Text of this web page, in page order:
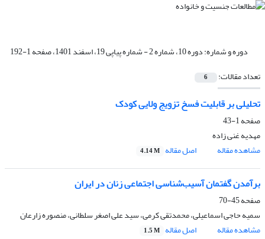
دوره و شماره:دوره 10، شماره 2 - شماره پیاپی 19، اسفند 1401، صفحه 1-192
تعداد مقالات:
6
تحلیلی بر قابلیت فسخ تزویج ولایی کودک
صفحه1-43
مهدیه غنی زاده
مشاهده مقاله
اصل مقاله 4.14 M
برآمدن گفتمان آسیب‌شناسی اجتماعی زنان در ایران
صفحه45-70
سمیه حاجی اسماعیلی، محمدتقی کرمی، سید علی اصغر سلطانی، منصوره زارعان
مشاهده مقاله
اصل مقاله 1.5 M